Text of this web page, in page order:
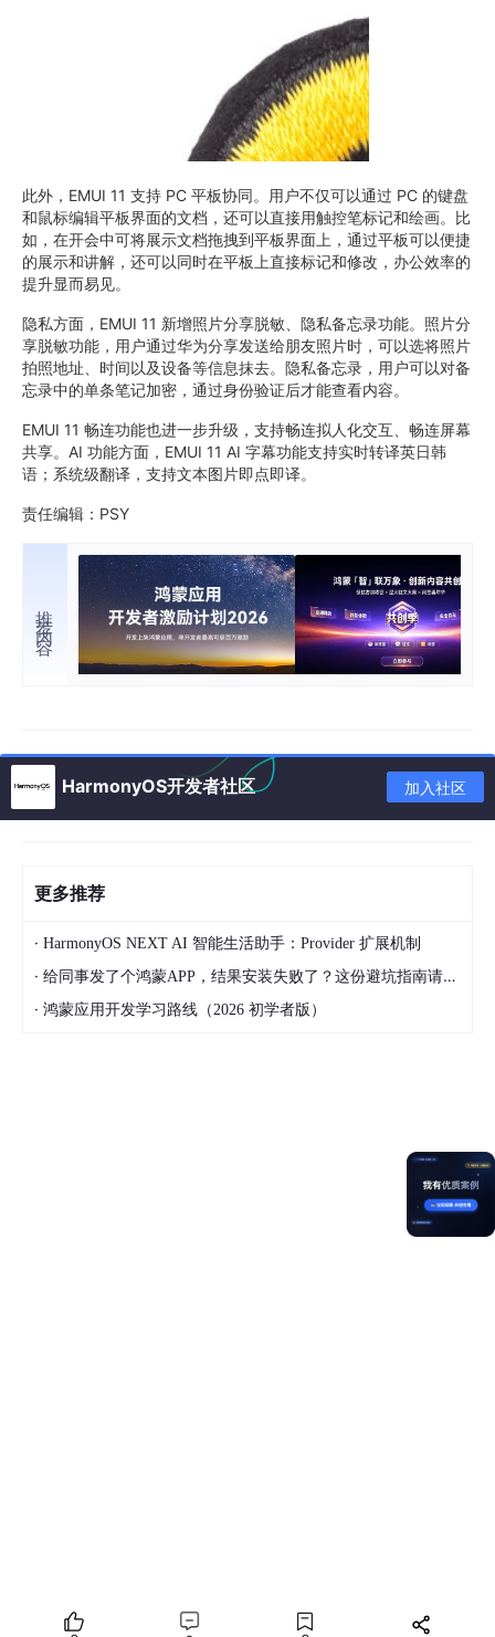
此外，EMUI 11 支持 PC 平板协同。用户不仅可以通过 PC 的键盘
和鼠标编辑平板界面的文档，还可以直接用触控笔标记和绘画。比
如，在开会中可将展示文档拖拽到平板界面上，通过平板可以便捷
的展示和讲解，还可以同时在平板上直接标记和修改，办公效率的
提升显而易见。
隐私方面，EMUI 11 新增照片分享脱敏、隐私备忘录功能。照片分
享脱敏功能，用户通过华为分享发送给朋友照片时，可以选将照片
拍照地址、时间以及设备等信息抹去。隐私备忘录，用户可以对备
忘录中的单条笔记加密，通过身份验证后才能查看内容。
EMUI 11 畅连功能也进一步升级，支持畅连拟人化交互、畅连屏幕
共享。AI 功能方面，EMUI 11 AI 字幕功能支持实时转译英日韩
语；系统级翻译，支持文本图片即点即译。
责任编辑：PSY
推荐内容
HarmonyOS开发者社区 加入社区
更多推荐
· HarmonyOS NEXT AI 智能生活助手：Provider 扩展机制
· 给同事发了个鸿蒙APP，结果安装失败了？这份避坑指南请收好
· 鸿蒙应用开发学习路线（2026 初学者版）